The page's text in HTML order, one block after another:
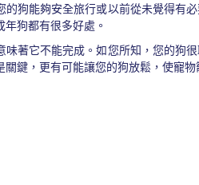
狗能夠安全旅行或以前從未覺得有
狗都有很多好處。
著它不能完成。如您所知，您的狗
鍵，更有可能讓您的狗放鬆，使寵物